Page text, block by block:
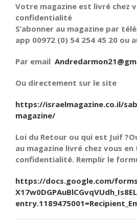
Votre magazine est livré chez
confidentialité
S’abonner au magazine par
app 00972 (0) 54 254 45 20 ou
Par email
Ou directement sur le site
https://israelmagazine.co.il/
magazine/
Loi du Retour ou qui est Juif
au magazine livré chez vous
confidentialité. Remplir le
https://docs.google.com/